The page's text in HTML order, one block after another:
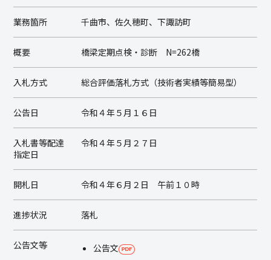
業務箇所 千曲市、佐久穂町、下諏訪町
概要 橋梁定期点検・診断 N=262橋
入札方式 総合評価落札方式（技術者実績等簡易型）
公告日 令和４年５月１６日
入札書等配達
指定日
令和４年５月２７日
開札日 令和４年６月２日 午前１０時
進捗状況 落札
公告文等 公告文